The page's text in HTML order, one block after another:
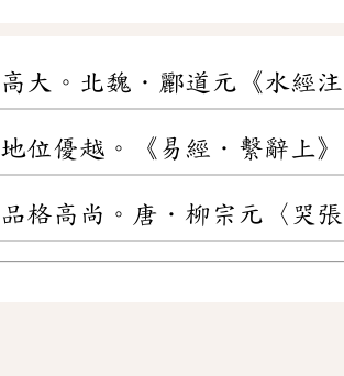
高大。北魏．酈道元《水經
地位優越。《易經．繫辭上
品格高尚。唐．柳宗元〈哭